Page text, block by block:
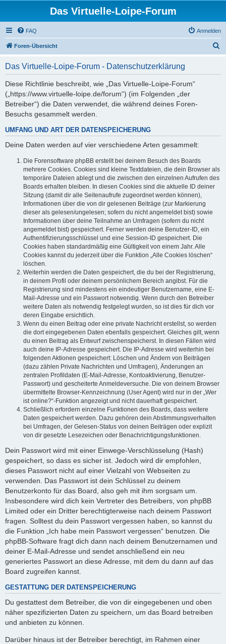
Das Virtuelle-Loipe-Forum
FAQ Anmelden
Foren-Übersicht
Das Virtuelle-Loipe-Forum - Datenschutzerklärung
Diese Richtlinie beschreibt, wie „Das Virtuelle-Loipe-Forum“
(„https://www.virtuelle-loipe.de/forum“) (im Folgenden „der
Betreiber“) die Daten verwendet, die während deines Foren-
Besuchs gesammelt werden.
UMFANG UND ART DER DATENSPEICHERUNG
Deine Daten werden auf vier verschiedene Arten gesammelt:
Die Forensoftware phpBB erstellt bei deinem Besuch des Boards
mehrere Cookies. Cookies sind kleine Textdateien, die dein Browser als
temporäre Dateien ablegt und die zwischen den einzelnen Aufrufen des
Boards erhalten bleiben. In diesen Cookies sind die aktuelle ID deiner
Sitzung (damit dir alle Seitenaufrufe zugeordnet werden können),
Informationen über die von dir gelesenen Beiträge (zur Markierung
dieser als gelesen/ungelesen; sofern du nicht angemeldet bist) sowie
Informationen über deine Teilnahme an Umfragen (sofern du nicht
angemeldet bist) gespeichert. Ferner werden deine Benutzer-ID, ein
Authentifizierungsschlüssel und eine Session-ID gespeichert. Die
Cookies haben standardmäßig eine Gültigkeit von einem Jahr. Alle
Cookies kannst du jederzeit über die Funktion „Alle Cookies löschen“
löschen.
Weiterhin werden die Daten gespeichert, die du bei der Registrierung,
in deinem Profil oder deinem persönlichem Bereich angibst. Für die
Registrierung sind mindestens ein eindeutiger Benutzername, eine E-
Mail-Adresse und ein Passwort notwendig. Wenn durch den Betreiber
weitere Daten als notwendig festgelegt wurden, so ist dies für dich vor
deren Eingabe ersichtlich.
Wenn du einen Beitrag oder eine private Nachricht erstellst, so werden
die dort eingegebenen Daten ebenfalls gespeichert. Gleiches gilt, wenn
du einen Beitrag als Entwurf zwischenspeicherst. In diesen Fällen wird
auch deine IP-Adresse gespeichert. Die IP-Adresse wird weiterhin bei
folgenden Aktionen gespeichert: Löschen und Ändern von Beiträgen
(dazu zählen Private Nachrichten und Umfragen), Änderungen an
zentralen Profildaten (E-Mail-Adresse, Kontoaktivierung, Benutzer-
Passwort) und gescheiterte Anmeldeversuche. Die von deinem Browser
übermittelte Browser-Kennzeichnung (User Agent) wird nur in der „Wer
ist online?“-Funktion angezeigt und nicht dauerhaft gespeichert.
Schließlich erfordern einzelne Funktionen des Boards, dass weitere
Daten gespeichert werden. Dazu gehören dein Abstimmungsverhalten
bei Umfragen, der Gelesen-Status von deinen Beiträgen oder explizit
von dir gesetzte Lesezeichen oder Benachrichtigungsfunktionen.
Dein Passwort wird mit einer Einwege-Verschlüsselung (Hash)
gespeichert, so dass es sicher ist. Jedoch wird dir empfohlen,
dieses Passwort nicht auf einer Vielzahl von Webseiten zu
verwenden. Das Passwort ist dein Schlüssel zu deinem
Benutzerkonto für das Board, also geh mit ihm sorgsam um.
Insbesondere wird dich kein Vertreter des Betreibers, von phpBB
Limited oder ein Dritter berechtigterweise nach deinem Passwort
fragen. Solltest du dein Passwort vergessen haben, so kannst du
die Funktion „Ich habe mein Passwort vergessen“ benutzen. Die
phpBB-Software fragt dich dann nach deinem Benutzernamen und
deiner E-Mail-Adresse und sendet anschließend ein neu
generiertes Passwort an diese Adresse, mit dem du dann auf das
Board zugreifen kannst.
GESTATTUNG DER DATENSPEICHERUNG
Du gestattest dem Betreiber, die von dir eingegebenen und oben
näher spezifizierten Daten zu speichern, um das Board betreiben
und anbieten zu können.
Darüber hinaus ist der Betreiber berechtigt, im Rahmen einer